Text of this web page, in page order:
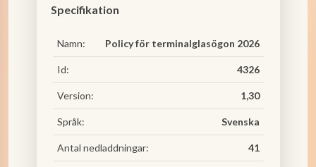
Specifikation
Namn: Policy för terminalglasögon 2026
Id: 4326
Version: 1,30
Språk: Svenska
Antal nedladdningar: 41